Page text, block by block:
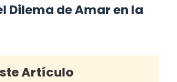
Dilema de Amar en la
Artículo